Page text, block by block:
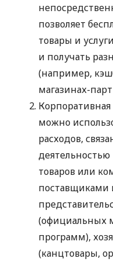
позволяет
товары и
и получать
(например,
магазинах-
Корпоративная
можно
расходов,
товаров или
поставщиками
(официальных
программ),
(канцтовары,